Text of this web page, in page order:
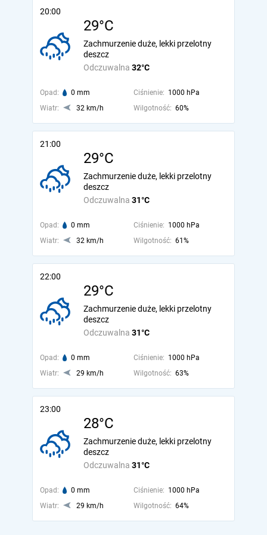
20:00
29°C
Odczuwalna 32°C
Zachmurzenie duże, lekki przelotny
deszcz
Opad: 0 mm Ciśnienie: 1000 hPa
Wiatr:
32 km/h Wilgotność: 60%
21:00
29°C
Odczuwalna 31°C
Zachmurzenie duże, lekki przelotny
deszcz
Opad: 0 mm Ciśnienie: 1000 hPa
Wiatr:
32 km/h Wilgotność: 61%
22:00
29°C
Odczuwalna 31°C
Zachmurzenie duże, lekki przelotny
deszcz
Opad: 0 mm Ciśnienie: 1000 hPa
Wiatr:
29 km/h Wilgotność: 63%
23:00
28°C
Odczuwalna 31°C
Zachmurzenie duże, lekki przelotny
deszcz
Opad: 0 mm Ciśnienie: 1000 hPa
Wiatr:
29 km/h Wilgotność: 64%